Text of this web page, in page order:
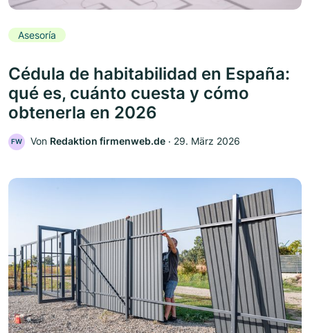
Asesoría
Cédula de habitabilidad en España:
qué es, cuánto cuesta y cómo
obtenerla en 2026
FW Von Redaktion firmenweb.de ‧ 29. März 2026